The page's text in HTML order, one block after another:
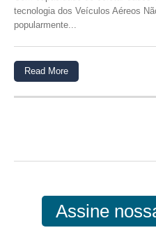
tecnologia dos Veículos Aéreos
popularmente...
Read More
Assine